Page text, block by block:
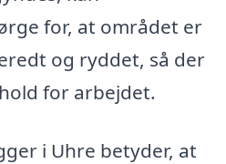
for, at området er
og ryddet, så der
for arbejdet.
i Uhre betyder, at